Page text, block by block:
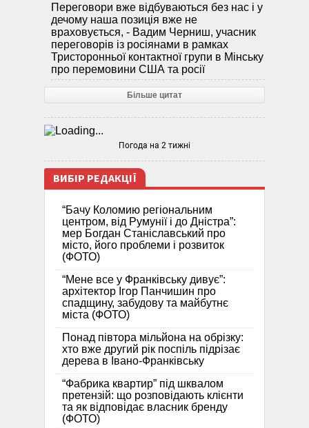
Переговори вже відбуваються без нас і у
дечому наша позиція вже не
враховується, - Вадим Черниш, учасник
переговорів із росіянами в рамках
Тристоронньої контактної групи в Мінську
про перемовини США та росії
Більше цитат
Погода на 2 тижні
ВИБІР РЕДАКЦІЇ
“Бачу Коломию регіональним
центром, від Румунії і до Дністра”:
мер Богдан Станіславський про
місто, його проблеми і розвиток
(ФОТО)
“Мене все у Франківську дивує”:
архітектор Ігор Панчишин про
спадщину, забудову та майбутнє
міста (ФОТО)
Понад півтора мільйона на обрізку:
хто вже другий рік поспіль підрізає
дерева в Івано-Франківську
“Фабрика квартир” під шквалом
претензій: що розповідають клієнти
та як відповідає власник бренду
(ФОТО)